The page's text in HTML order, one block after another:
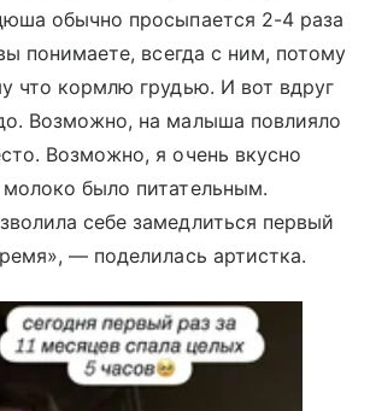
обычно просыпается 2-4 раза
понимаете, всегда с ним, потому
что кормлю грудью. И вот вдруг
Возможно, на малыша повлияло
Возможно, я очень вкусно
было питательным.
себе замедлиться первый
— поделилась артистка.